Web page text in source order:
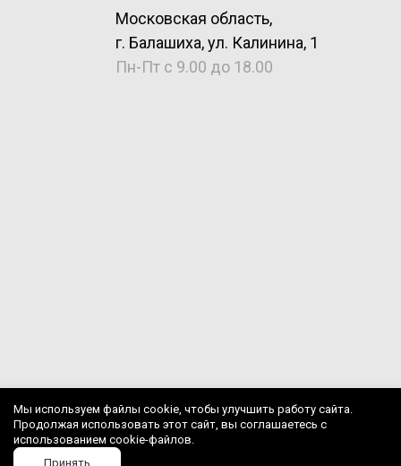
Московская область,
г. Балашиха, ул. Калинина, 1
Пн-Пт с 9.00 до 18.00
Мы используем файлы cookie, чтобы улучшить работу сайта.
Продолжая использовать этот сайт, вы соглашаетесь с
использованием cookie-файлов.
Принять